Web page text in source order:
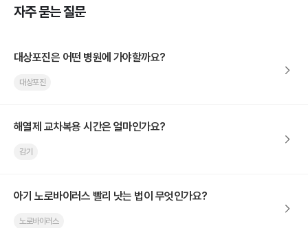
자주 묻는 질문
대상포진은 어떤 병원에 가야할까요?
대상포진
해열제 교차복용 시간은 얼마인가요?
감기
아기 노로바이러스 빨리 낫는 법이 무엇인가요?
노로바이러스